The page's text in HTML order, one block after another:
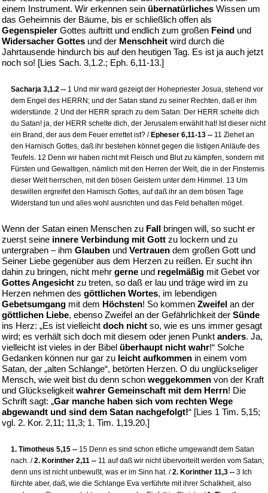
einem Instrument. Wir erkennen sein übernatürliches Wissen um
das Geheimnis der Bäume, bis er schließlich offen als
Gegenspieler Gottes auftritt und endlich zum großen Feind und
Widersacher Gottes und der Menschheit wird durch die
Jahrtausende hindurch bis auf den heutigen Tag. Es ist ja auch jetzt
noch so! [Lies Sach. 3,1.2.; Eph. 6,11-13.]
Sacharja 3,1.2 -- 1 Und mir ward gezeigt der Hohepriester Josua, stehend vor
dem Engel des HERRN; und der Satan stand zu seiner Rechten, daß er ihm
widerstünde. 2 Und der HERR sprach zu dem Satan: Der HERR schelte dich
du Satan! ja, der HERR schelte dich, der Jerusalem erwählt hat! Ist dieser nicht
ein Brand, der aus dem Feuer errettet ist? / Epheser 6,11-13 -- 11 Ziehet an
den Harnisch Gottes, daß ihr bestehen könnet gegen die listigen Anläufe des
Teufels. 12 Denn wir haben nicht mit Fleisch und Blut zu kämpfen, sondern mit
Fürsten und Gewaltigen, nämlich mit den Herren der Welt, die in der Finsternis
dieser Welt herrschen, mit den bösen Geistern unter dem Himmel. 13 Um
deswillen ergreifet den Harnisch Gottes, auf daß ihr an dem bösen Tage
Widerstand tun und alles wohl ausrichten und das Feld behalten möget.
Wenn der Satan einen Menschen zu Fall bringen will, so sucht er
zuerst seine innere Verbindung mit Gott zu lockern und zu
untergraben – ihm Glauben und Vertrauen dem großen Gott und
Seiner Liebe gegenüber aus dem Herzen zu reißen. Er sucht ihn
dahin zu bringen, nicht mehr gerne und regelmäßig mit Gebet vor
Gottes Angesicht zu treten, so daß er lau und träge wird im zu
Herzen nehmen des göttlichen Wortes, im lebendigen
Gebetsumgang mit dem Höchsten! So kommen Zweifel an der
göttlichen Liebe, ebenso Zweifel an der Gefährlichkeit der Sünde
ins Herz: „Es ist vielleicht doch nicht so, wie es uns immer gesagt
wird; es verhält sich doch mit diesem oder jenen Punkt anders. Ja,
vielleicht ist vieles in der Bibel überhaupt nicht wahr!“ Solche
Gedanken können nur gar zu leicht aufkommen in einem vom
Satan, der „alten Schlange“, betörten Herzen. O du unglückseliger
Mensch, wie weit bist du denn schon weggekommen von der Kraft
und Glückseligkeit wahrer Gemeinschaft mit dem Herrn! Die
Schrift sagt: „Gar manche haben sich vom rechten Wege
abgewandt und sind dem Satan nachgefolgt!“ [Lies 1 Tim. 5,15;
vgl. 2. Kor. 2,11; 11,3; 1. Tim. 1,19.20.]
1. Timotheus 5,15 -- 15 Denn es sind schon etliche umgewandt dem Satan
nach. /2. Korinther 2,11 -- 11 auf daß wir nicht übervorteilt werden vom Satan;
denn uns ist nicht unbewußt, was er im Sinn hat. /2. Korinther 11,3 -- 3 Ich
fürchte aber, daß, wie die Schlange Eva verführte mit ihrer Schalkheit, also